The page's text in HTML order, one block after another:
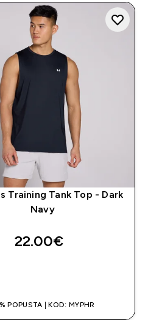
Training Tank Top - Dark
Navy
22.00€‎
POPUSTA | KOD: MYPHR